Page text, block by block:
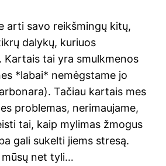
arti savo reikšmingų kitų,
dalykų, kuriuos
Kartais tai yra smulkmenos
*labai* nemėgstame jo
Tačiau kartais mes
problemas, nerimaujame,
tai, kaip mylimas žmogus
gali sukelti jiems stresą.
mūsų net tyli…